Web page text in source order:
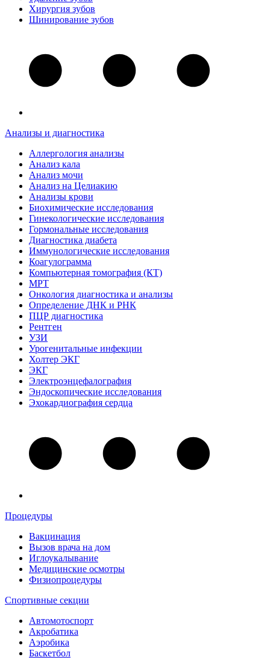
Хирургия зубов
Шинирование зубов
Анализы и диагностика
Аллергология анализы
Анализ кала
Анализ мочи
Анализ на Целиакию
Анализы крови
Биохимические исследования
Гинекологические исследования
Гормональные исследования
Диагностика диабета
Иммунологические исследования
Коагулограмма
Компьютерная томография (КТ)
МРТ
Онкология диагностика и анализы
Определение ДНК и РНК
ПЦР диагностика
Рентген
УЗИ
Урогенитальные инфекции
Холтер ЭКГ
ЭКГ
Электроэнцефалография
Эндоскопические исследования
Эхокардиография сердца
Процедуры
Вакцинация
Вызов врача на дом
Иглоукалывание
Медицинские осмотры
Физиопроцедуры
Спортивные секции
Автомотоспорт
Акробатика
Аэробика
Баскетбол